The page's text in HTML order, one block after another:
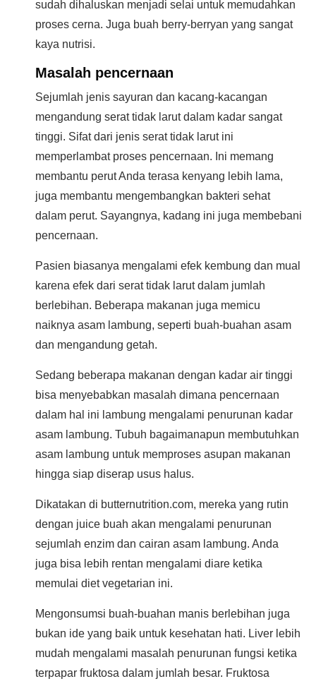
sudah dihaluskan menjadi selai untuk memudahkan
proses cerna. Juga buah berry-berryan yang sangat
kaya nutrisi.
Masalah pencernaan
Sejumlah jenis sayuran dan kacang-kacangan
mengandung serat tidak larut dalam kadar sangat
tinggi. Sifat dari jenis serat tidak larut ini
memperlambat proses pencernaan. Ini memang
membantu perut Anda terasa kenyang lebih lama,
juga membantu mengembangkan bakteri sehat
dalam perut. Sayangnya, kadang ini juga membebani
pencernaan.
Pasien biasanya mengalami efek kembung dan mual
karena efek dari serat tidak larut dalam jumlah
berlebihan. Beberapa makanan juga memicu
naiknya asam lambung, seperti buah-buahan asam
dan mengandung getah.
Sedang beberapa makanan dengan kadar air tinggi
bisa menyebabkan masalah dimana pencernaan
dalam hal ini lambung mengalami penurunan kadar
asam lambung. Tubuh bagaimanapun membutuhkan
asam lambung untuk memproses asupan makanan
hingga siap diserap usus halus.
Dikatakan di butternutrition.com, mereka yang rutin
dengan juice buah akan mengalami penurunan
sejumlah enzim dan cairan asam lambung. Anda
juga bisa lebih rentan mengalami diare ketika
memulai diet vegetarian ini.
Mengonsumsi buah-buahan manis berlebihan juga
bukan ide yang baik untuk kesehatan hati. Liver lebih
mudah mengalami masalah penurunan fungsi ketika
terpapar fruktosa dalam jumlah besar. Fruktosa